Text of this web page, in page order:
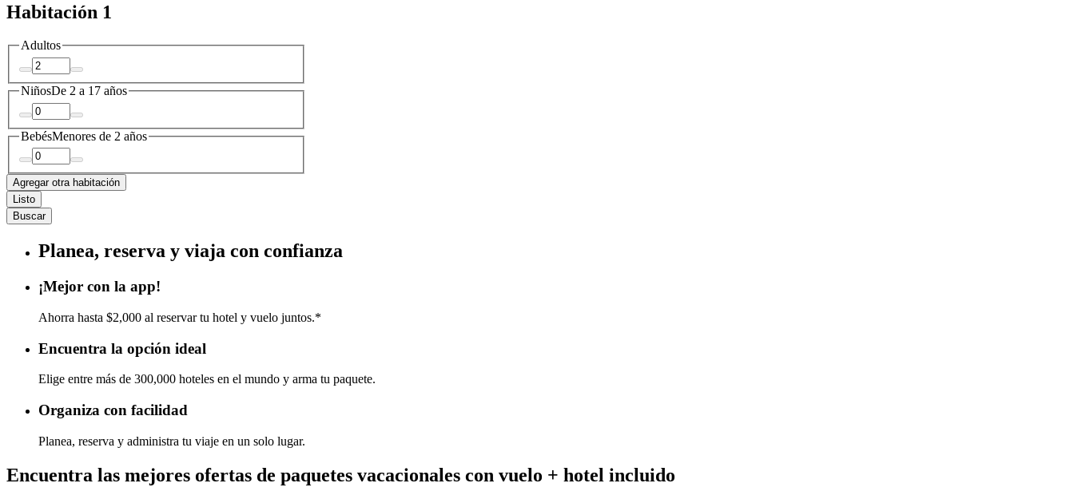
Habitación 1
Adultos
NiñosDe 2 a 17 años
BebésMenores de 2 años
Agregar otra habitación
Listo
Buscar
Planea, reserva y viaja con confianza
¡Mejor con la app!
Ahorra hasta $2,000 al reservar tu hotel y vuelo juntos.*
Encuentra la opción ideal
Elige entre más de 300,000 hoteles en el mundo y arma tu paquete.
Organiza con facilidad
Planea, reserva y administra tu viaje en un solo lugar.
Encuentra las mejores ofertas de paquetes vacacionales con vuelo + hotel incluido